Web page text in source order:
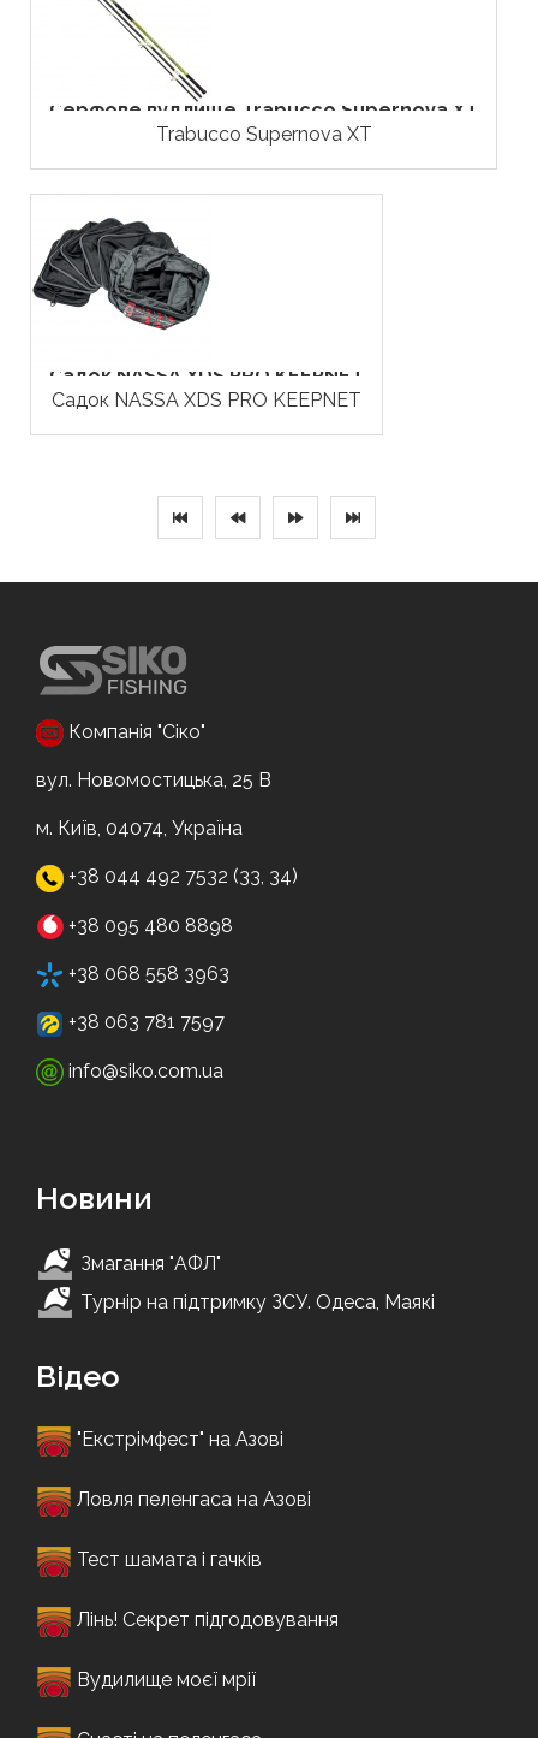
Серфове вудлище Trabucco Supernova XT
Trabucco Supernova XT
Садок NASSA XDS PRO KEEPNET
Садок NASSA XDS PRO KEEPNET
Компанія "Сіко"
вул. Новомостицька, 25 В
м. Київ, 04074, Україна
+38 044 492 7532 (33, 34)
+38 095 480 8898
+38 068 558 3963
+38 063 781 7597
info@siko.com.ua
Новини
Змагання "АФЛ"
Турнір на підтримку ЗСУ. Одеса, Маякі
Відео
"Екстрімфест" на Азові
Ловля пеленгаса на Азові
Тест шамата і гачків
Лінь! Секрет підгодовування
Вудилище моєї мрії